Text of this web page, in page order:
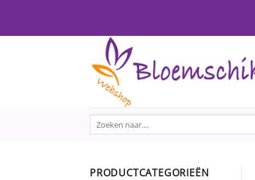
inhoud
Zoeken
naar:
PRODUCTCATEGORIEËN